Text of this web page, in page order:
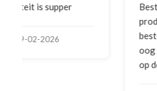
Bestelling gedaan vanwege
product! Telefonisch contact
bestelling al ontvangen met
oog merkt voor echte
op deel 2 en kickboksen maar!